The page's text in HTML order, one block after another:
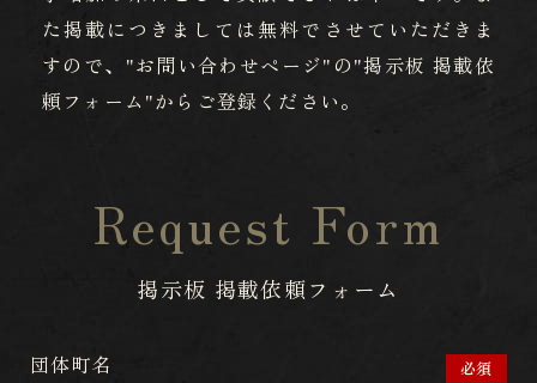
た掲載につきましては無料でさせていただきま
すので、"お問い合わせページ"の"掲示板 掲載依
頼フォーム"からご登録ください。
Request Form
掲示板 掲載依頼フォーム
団体町名 必須